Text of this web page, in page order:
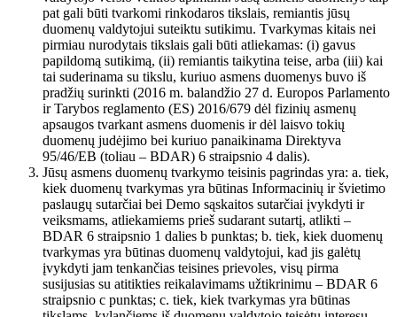
pat gali būti tvarkomi rinkodaros tikslais, remiantis jūsų
duomenų valdytojui suteiktu sutikimu. Tvarkymas kitais nei
pirmiau nurodytais tikslais gali būti atliekamas: (i) gavus
papildomą sutikimą, (ii) remiantis taikytina teise, arba (iii) kai
tai suderinama su tikslu, kuriuo asmens duomenys buvo iš
pradžių surinkti (2016 m. balandžio 27 d. Europos Parlamento
ir Tarybos reglamento (ES) 2016/679 dėl fizinių asmenų
apsaugos tvarkant asmens duomenis ir dėl laisvo tokių
duomenų judėjimo bei kuriuo panaikinama Direktyva
95/46/EB (toliau – BDAR) 6 straipsnio 4 dalis).
Jūsų asmens duomenų tvarkymo teisinis pagrindas yra: a. tiek,
kiek duomenų tvarkymas yra būtinas Informacinių ir švietimo
paslaugų sutarčiai bei Demo sąskaitos sutarčiai įvykdyti ir
veiksmams, atliekamiems prieš sudarant sutartį, atlikti –
BDAR 6 straipsnio 1 dalies b punktas; b. tiek, kiek duomenų
tvarkymas yra būtinas duomenų valdytojui, kad jis galėtų
įvykdyti jam tenkančias teisines prievoles, visų pirma
susijusias su atitikties reikalavimams užtikrinimu – BDAR 6
straipsnio c punktas; c. tiek, kiek tvarkymas yra būtinas